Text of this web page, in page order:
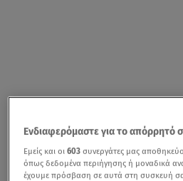
Ενδιαφερόμαστε για το απόρρητό
Εμείς και οι603 συνεργάτες μας
όπως δεδομένα περιήγησης ή μοναδικά
έχουμε πρόσβαση σε αυτά στη συσκευή